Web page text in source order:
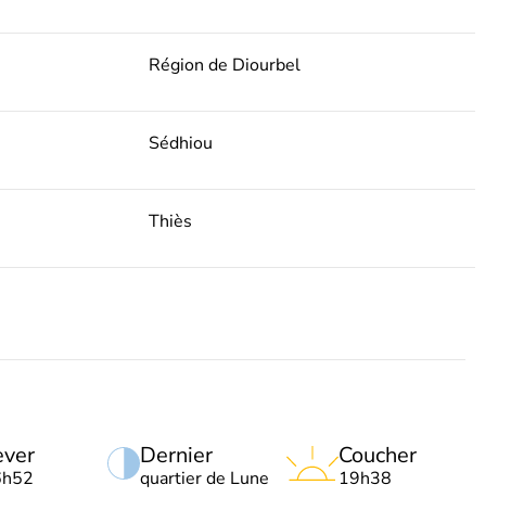
Région de Diourbel
Sédhiou
Thiès
Dernier
quartier de Lune
Coucher
19h38